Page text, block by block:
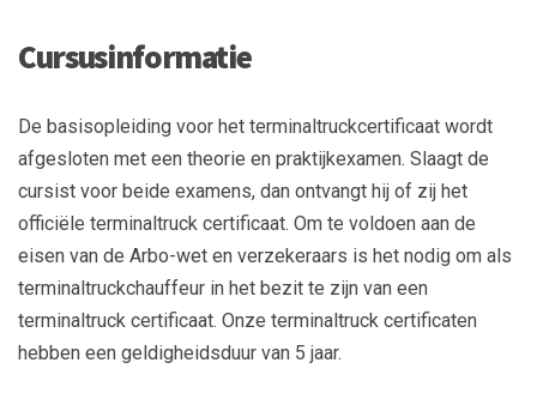
Cursusinformatie
De basisopleiding voor het terminaltruckcertificaat wordt
afgesloten met een theorie en praktijkexamen. Slaagt de
cursist voor beide examens, dan ontvangt hij of zij het
officiële terminaltruck certificaat. Om te voldoen aan de
eisen van de Arbo-wet en verzekeraars is het nodig om als
terminaltruckchauffeur in het bezit te zijn van een
terminaltruck certificaat. Onze terminaltruck certificaten
hebben een geldigheidsduur van 5 jaar.